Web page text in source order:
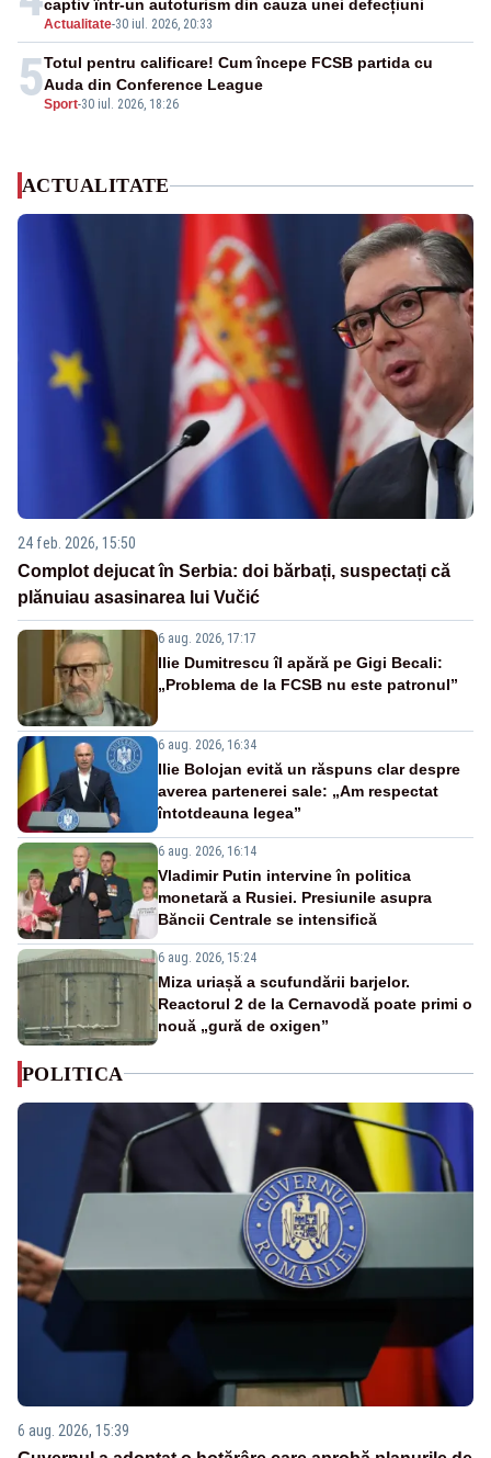
Actualitate-30 iul. 2026, 20:33
captiv într-un autoturism din cauza unei defecțiuni
5Sport-30 iul. 2026, 18:26
Totul pentru calificare! Cum începe FCSB partida cu
Auda din Conference League
ACTUALITATE
24 feb. 2026, 15:50
Complot dejucat în Serbia: doi bărbați, suspectați că
plănuiau asasinarea lui Vučić
6 aug. 2026, 17:17
Ilie Dumitrescu îl apără pe Gigi Becali:
„Problema de la FCSB nu este patronul”
6 aug. 2026, 16:34
Ilie Bolojan evită un răspuns clar despre
averea partenerei sale: „Am respectat
întotdeauna legea”
6 aug. 2026, 16:14
Vladimir Putin intervine în politica
monetară a Rusiei. Presiunile asupra
Băncii Centrale se intensifică
6 aug. 2026, 15:24
Miza uriașă a scufundării barjelor.
Reactorul 2 de la Cernavodă poate primi o
nouă „gură de oxigen”
POLITICA
6 aug. 2026, 15:39